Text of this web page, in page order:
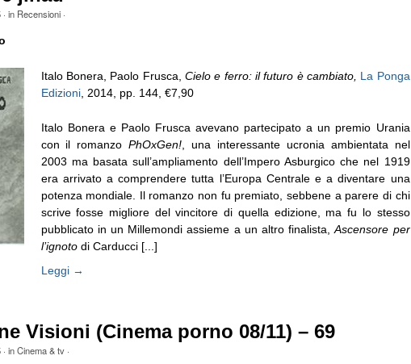
· in Recensioni·
Italo Bonera, Paolo Frusca, Cielo e ferro: il futuro è cambiato, La Ponga
Edizioni, 2014, pp. 144, €7,90
Italo Bonera e Paolo Frusca avevano partecipato a un premio Urania
con il romanzoPhOxGen! , una interessante ucronia ambientata nel
2003 ma basata sull’ampliamento dell’Impero Asburgico che nel 1919
era arrivato a comprendere tutta l’Europa Centrale e a diventare una
potenza mondiale. Il romanzo non fu premiato, sebbene a parere di chi
scrive fosse migliore del vincitore di quella edizione, ma fu lo stesso
pubblicato in un Millemondi assieme a un altro finalista,Ascensore per
l’ignotodi Carducci [...]
Leggi →
Visioni (Cinema porno 08/11) – 69
· inCinema & tv·